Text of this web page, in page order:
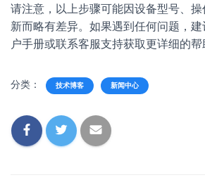
请注意，以上步骤可能因设备型号、
新而略有差异。如果遇到任何问题，
户手册或联系客服支持获取更详细的帮
分类： 技术博客 新闻中心